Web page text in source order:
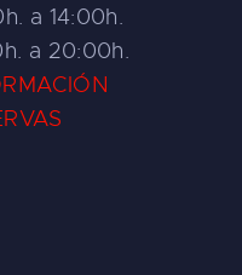
a 14:00h.
a 20:00h.